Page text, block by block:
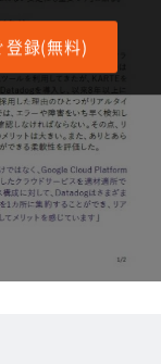
登録(無料)